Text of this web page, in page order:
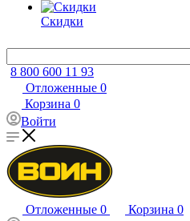
Скидки
8 800 600 11 93
Отложенные 0
Корзина 0
Войти
Отложенные 0 Корзина 0